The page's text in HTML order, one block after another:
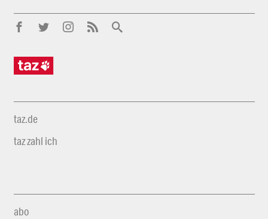
taz.de
taz zahl ich
abo